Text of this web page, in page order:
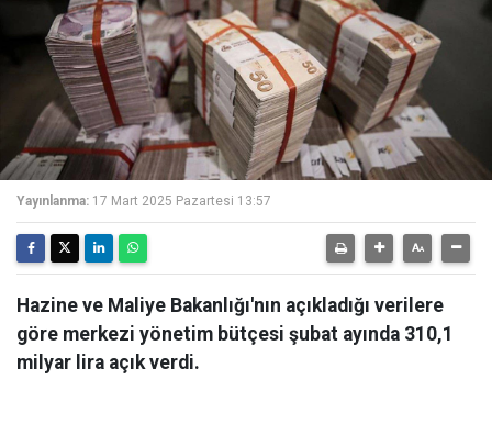
Yayınlanma: 17 Mart 2025 Pazartesi 13:57
Hazine ve Maliye Bakanlığı'nın açıkladığı verilere
göre merkezi yönetim bütçesi şubat ayında 310,1
milyar lira açık verdi.